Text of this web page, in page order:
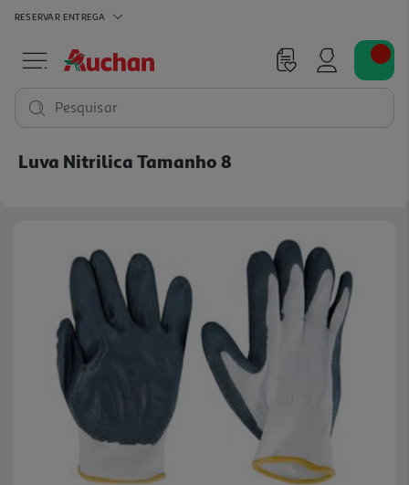
RESERVAR ENTREGA
Pesquisar
Luva Nitrilica Tamanho 8